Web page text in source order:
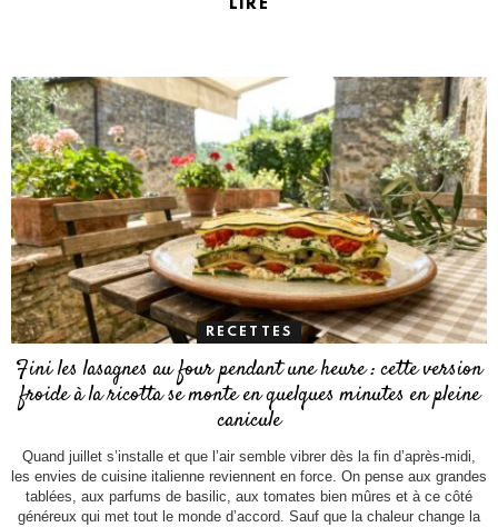
LIRE
RECETTES
Fini les lasagnes au four pendant une heure : cette version
froide à la ricotta se monte en quelques minutes en pleine
canicule
Quand juillet s’installe et que l’air semble vibrer dès la fin d’après-midi,
les envies de cuisine italienne reviennent en force. On pense aux grandes
tablées, aux parfums de basilic, aux tomates bien mûres et à ce côté
généreux qui met tout le monde d’accord. Sauf que la chaleur change la